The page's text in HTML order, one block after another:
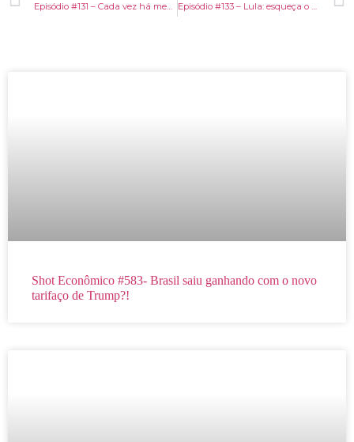
Episódio #131 – Cada vez há menos crianças e mais idosos no Brasil. Você sabe quais são as consequências? Episódio #133 – Lula: esqueça o equilíbrio das contas públicas no ano que vem. Por que isso é uma péssima ideia?
Shot Econômico #583- Brasil saiu ganhando com o novo
tarifaço de Trump?!